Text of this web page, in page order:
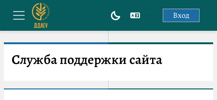
Перейти к основному содержанию
Боковая панель
Вход
Служба поддержки сайта